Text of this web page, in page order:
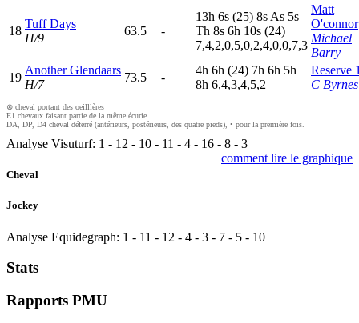
18
Tuff Days
H/9
63.5 -
13h 6s (25) 8s As 5s
Th 8s 6h 10s (24)
7,4,2,0,5,0,2,4,0,0,7,3
Matt
O'connor
Michael
Barry
19
Another Glendaars
H/7
73.5 -
4h 6h (24) 7h 6h 5h
8h 6,4,3,4,5,2
Reserve
C Byrnes
⊗ cheval portant des oeilllères
E1 chevaux faisant partie de la même écurie
DA, DP, D4 cheval déferré (antérieurs, postérieurs, des quatre pieds), • pour la première fois.
Analyse Visuturf: 1 - 12 - 10 - 11 - 4 - 16 - 8 - 3
comment lire le graphique
Cheval
Jockey
Analyse Equidegraph: 1 - 11 - 12 - 4 - 3 - 7 - 5 - 10
Stats
Rapports PMU